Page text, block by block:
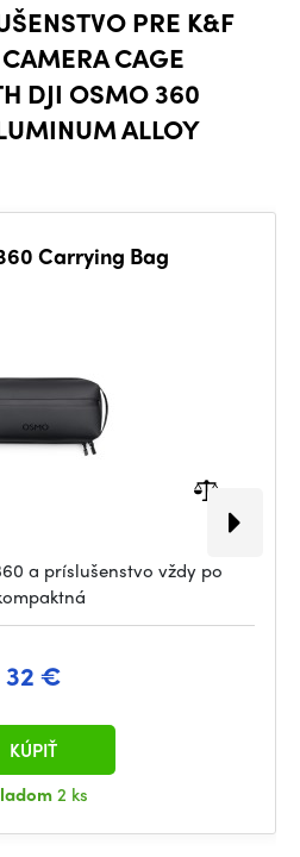
PRE K&F
CAGE
DJI OSMO 360
ALLOY
Carrying Bag
a príslušenstvo vždy po
32 €
2 ks
KÚPIŤ